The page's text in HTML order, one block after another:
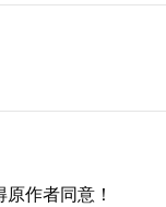
作者同意！